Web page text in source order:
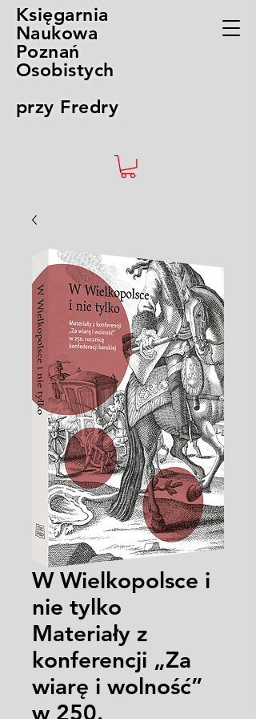
Księgarnia
Naukowa
Poznań
Osobistych
przy Fredry
W Wielkopolsce i
nie tylko
Materiały z
konferencji „Za
wiarę i wolność”
w 250.